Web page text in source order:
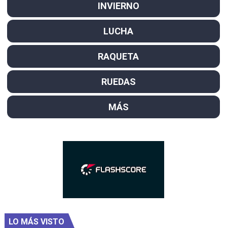
INVIERNO
LUCHA
RAQUETA
RUEDAS
MÁS
LO MÁS VISTO